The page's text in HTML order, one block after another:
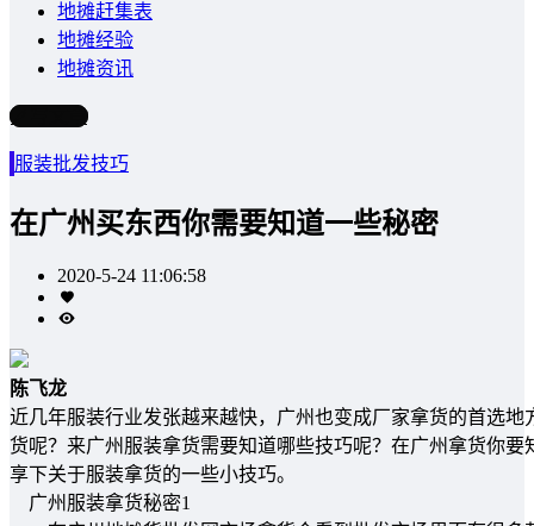
地摊赶集表
地摊经验
地摊资讯
写文章
服装批发技巧
在广州买东西你需要知道一些秘密
2020-5-24 11:06:58
陈飞龙
近几年服装行业发张越来越快，广州也变成厂家拿货的首选
货呢？来广州服装拿货需要知道哪些技巧呢？在广州拿货你
享下关于服装拿货的一些小技巧。
广州服装拿货秘密1